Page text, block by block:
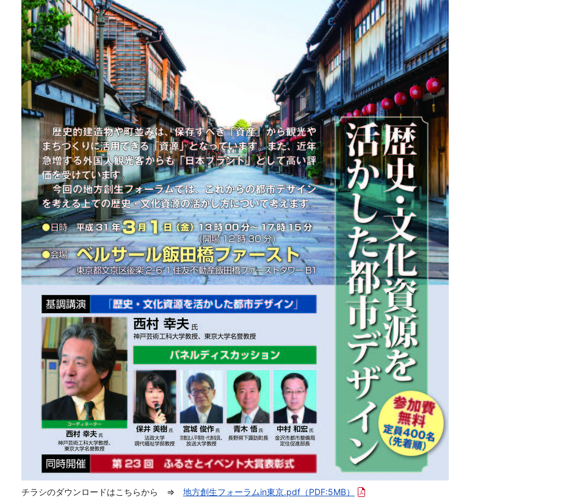
チラシのダウンロードはこちらから ⇒ 地方創生フォーラムin東京.pdf（PDF:5MB）